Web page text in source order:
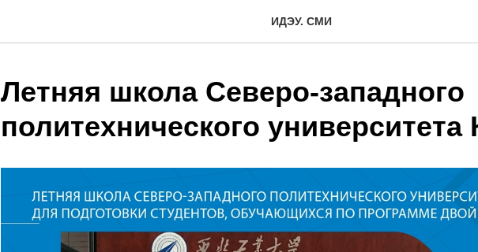
ИДЭУ. СМИ
Летняя школа Северо-западного
политехнического университета